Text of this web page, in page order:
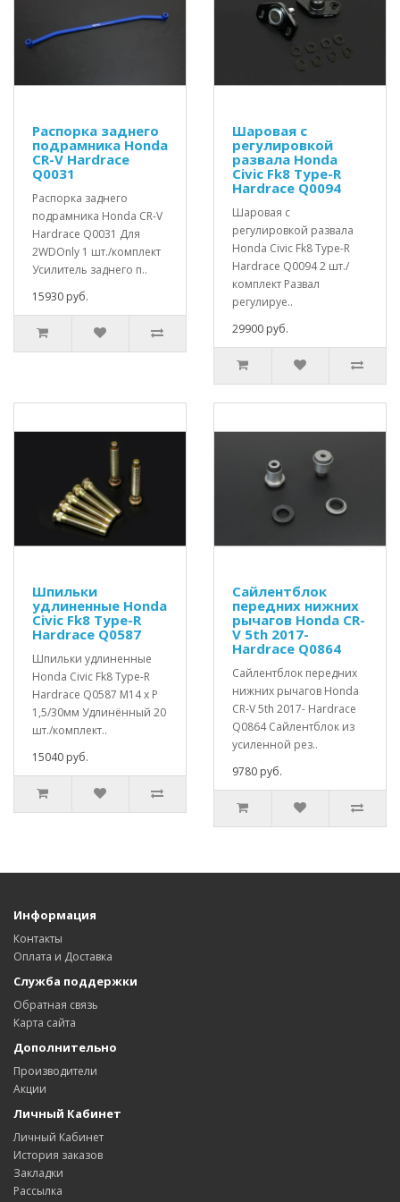
Распорка заднего
подрамника Honda
CR-V Hardrace
Q0031
Распорка заднего
подрамника Honda CR-V
Hardrace Q0031 Для
2WDOnly 1 шт./комплект
Усилитель заднего п..
15930 руб.
Шаровая с
регулировкой
развала Honda
Civic Fk8 Type-R
Hardrace Q0094
Шаровая с
регулировкой развала
Honda Civic Fk8 Type-R
Hardrace Q0094 2 шт./
комплект Развал
регулируе..
29900 руб.
Шпильки
удлиненные Honda
Civic Fk8 Type-R
Hardrace Q0587
Шпильки удлиненные
Honda Civic Fk8 Type-R
Hardrace Q0587 M14 x P
1,5/30мм Удлинённый 20
шт./комплект..
15040 руб.
Сайлентблок
передних нижних
рычагов Honda CR-
V 5th 2017-
Hardrace Q0864
Сайлентблок передних
нижних рычагов Honda
CR-V 5th 2017- Hardrace
Q0864 Сайлентблок из
усиленной рез..
9780 руб.
Информация
Контакты
Оплата и Доставка
Служба поддержки
Обратная связь
Карта сайта
Дополнительно
Производители
Акции
Личный Кабинет
Личный Кабинет
История заказов
Закладки
Рассылка